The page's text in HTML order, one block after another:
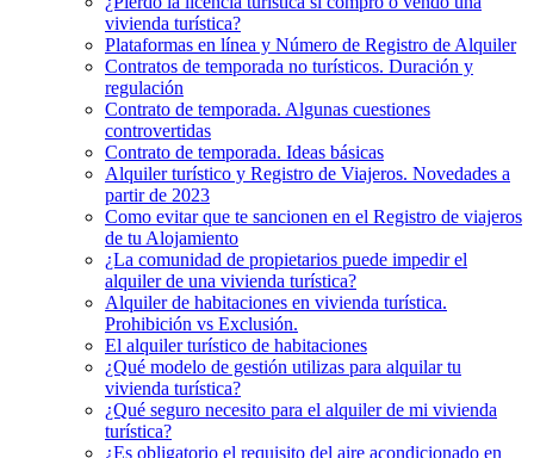
vivienda turística?
Plataformas en línea y Número de Registro de Alquiler
Contratos de temporada no turísticos. Duración y
regulación
Contrato de temporada. Algunas cuestiones
controvertidas
Contrato de temporada. Ideas básicas
Alquiler turístico y Registro de Viajeros. Novedades a
partir de 2023
Como evitar que te sancionen en el Registro de viajeros
de tu Alojamiento
¿La comunidad de propietarios puede impedir el
alquiler de una vivienda turística?
Alquiler de habitaciones en vivienda turística.
Prohibición vs Exclusión.
El alquiler turístico de habitaciones
¿Qué modelo de gestión utilizas para alquilar tu
vivienda turística?
¿Qué seguro necesito para el alquiler de mi vivienda
turística?
¿Es obligatorio el requisito del aire acondicionado en